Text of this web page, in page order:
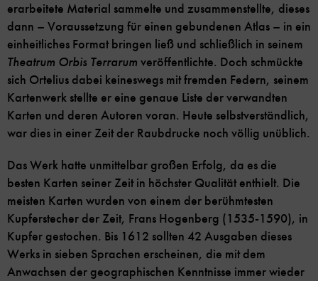
erarbeitete Material sammelte und zusammenstellte, dieses
dann – Voraussetzung für einen gebundenen Atlas – in ein
einheitliches Format bringen ließ und schließlich in seinem
Theatrum Orbis Terrarum veröffentlichte. Doch schmückte
sich Ortelius dabei keineswegs mit fremden Federn, seinem
Kartenwerk stellte er eine genaue Liste der verwandten
Karten und deren Autoren voran. Heute selbstverständlich,
war dies in einer Zeit der Raubdrucke noch völlig unüblich.
Das Werk hatte unmittelbar großen Erfolg, da es die
besten Karten seiner Zeit in höchster Qualität enthielt. Die
meisten Karten wurden von einem der berühmtesten
Kupferstecher der Zeit, Frans Hogenberg (1535-1590), in
Kupfer gestochen. Bis 1612 sollten 42 Ausgaben dieses
Werks in sieben Sprachen erscheinen, die mit dem
Anwachsen der geographischen Kenntnisse immer wieder